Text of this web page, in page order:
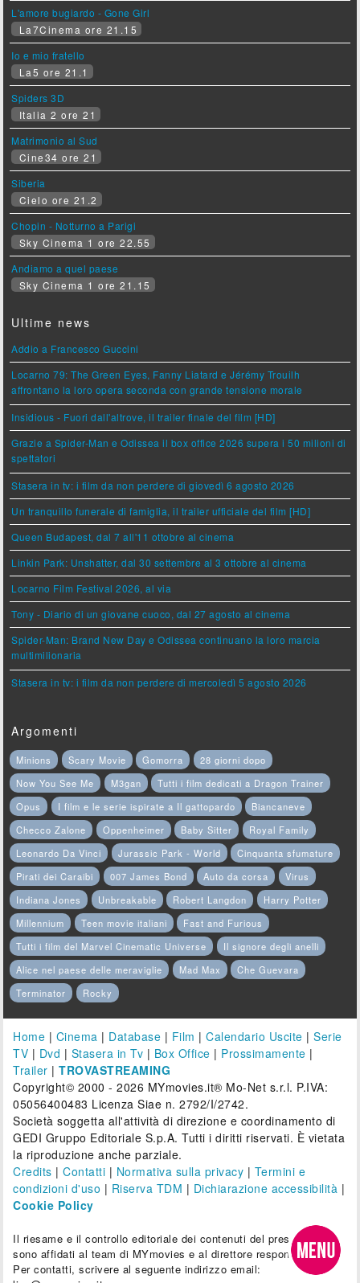
L'amore bugiardo - Gone Girl
La7Cinema ore 21.15
Io e mio fratello
La5 ore 21.1
Spiders 3D
Italia 2 ore 21
Matrimonio al Sud
Cine34 ore 21
Siberia
Cielo ore 21.2
Chopin - Notturno a Parigi
Sky Cinema 1 ore 22.55
Andiamo a quel paese
Sky Cinema 1 ore 21.15
Ultime news
Addio a Francesco Guccini
Locarno 79: The Green Eyes, Fanny Liatard e Jérémy Trouilh
affrontano la loro opera seconda con grande tensione morale
Insidious - Fuori dall'altrove, il trailer finale del film [HD]
Grazie a Spider-Man e Odissea il box office 2026 supera i 50 milioni di
spettatori
Stasera in tv: i film da non perdere di giovedì 6 agosto 2026
Un tranquillo funerale di famiglia, il trailer ufficiale del film [HD]
Queen Budapest, dal 7 all'11 ottobre al cinema
Linkin Park: Unshatter, dal 30 settembre al 3 ottobre al cinema
Locarno Film Festival 2026, al via
Tony - Diario di un giovane cuoco, dal 27 agosto al cinema
Spider-Man: Brand New Day e Odissea continuano la loro marcia
multimilionaria
Stasera in tv: i film da non perdere di mercoledì 5 agosto 2026
Argomenti
Minions Scary Movie Gomorra
28 giorni dopo
Now You See Me
M3gan
Tutti i film dedicati a Dragon Trainer
Opus
I film e le serie ispirate a Il gattopardo
Biancaneve
Checco Zalone
Oppenheimer Baby Sitter
Royal Family
Leonardo Da Vinci
Jurassic Park - World
Cinquanta sfumature
Pirati dei Caraibi
007 James Bond Auto da corsa
Virus
Indiana Jones
Unbreakable Robert Langdon
Harry Potter
Millennium
Teen movie italiani
Fast and Furious
Tutti i film del Marvel Cinematic Universe
Il signore degli anelli
Alice nel paese delle meraviglie
Mad Max
Che Guevara
Terminator
Rocky
Home | Cinema | Database | Film |Calendario Uscite |Serie
TV | Dvd | Stasera in Tv | Box Office | Prossimamente |
Trailer |TROVASTREAMING
Copyright© 2000 - 2026 MYmovies.it® Mo-Net s.r.l. P.IVA:
05056400483 Licenza Siae n. 2792/I/2742.
Società soggetta all'attività di direzione e coordinamento di
GEDI Gruppo Editoriale S.p.A. Tutti i diritti riservati. È vietata
la riproduzione anche parziale.
Credits |Contatti | Normativa sulla privacy | Termini e
condizioni d'uso | Riserva TDM | Dichiarazione accessibilità |
Cookie Policy
Il riesame e il controllo editoriale dei contenuti del presente sito
sono affidati al team di MYmovies e al direttore responsabile.
Per contatti, scrivere al seguente indirizzo email: